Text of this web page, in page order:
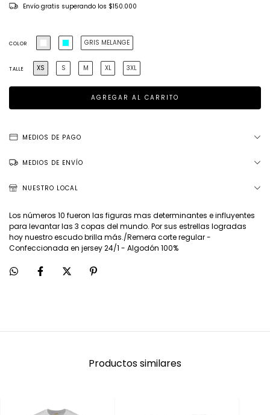
Envío gratis superando los $150.000
COLOR GRIS MELANGE
TALLE XS S M XL 3XL
MEDIOS DE PAGO
MEDIOS DE ENVÍO
NUESTRO LOCAL
Los números 10 fueron las figuras mas determinantes e influyentes
para levantar las 3 copas del mundo. Por sus estrellas logradas
hoy nuestro escudo brilla más./Remera corte regular -
Confeccionada en jersey 24/1 - Algodón 100%
Productos similares